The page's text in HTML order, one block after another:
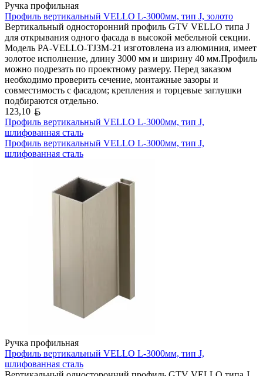
Ручка профильная
Профиль вертикальный VELLO L-3000мм, тип J, золото
Вертикальный односторонний профиль GTV VELLO типа J
для открывания одного фасада в высокой мебельной секции.
Модель PA-VELLO-TJ3M-21 изготовлена из алюминия, имеет
золотое исполнение, длину 3000 мм и ширину 40 мм.Профиль
можно подрезать по проектному размеру. Перед заказом
необходимо проверить сечение, монтажные зазоры и
совместимость с фасадом; крепления и торцевые заглушки
подбираются отдельно.
123,10
Профиль вертикальный VELLO L-3000мм, тип J,
шлифованная сталь
Профиль вертикальный VELLO L-3000мм, тип J,
шлифованная сталь
Ручка профильная
Профиль вертикальный VELLO L-3000мм, тип J,
шлифованная сталь